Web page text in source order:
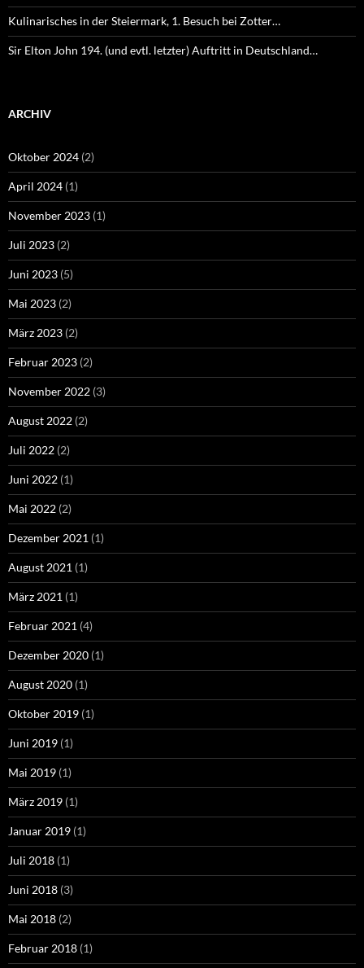
Kulinarisches in der Steiermark, 1. Besuch bei Zotter…
Sir Elton John 194. (und evtl. letzter) Auftritt in Deutschland…
ARCHIV
Oktober 2024 (2)
April 2024 (1)
November 2023 (1)
Juli 2023 (2)
Juni 2023 (5)
Mai 2023 (2)
März 2023 (2)
Februar 2023 (2)
November 2022 (3)
August 2022 (2)
Juli 2022 (2)
Juni 2022 (1)
Mai 2022 (2)
Dezember 2021 (1)
August 2021 (1)
März 2021 (1)
Februar 2021 (4)
Dezember 2020 (1)
August 2020 (1)
Oktober 2019 (1)
Juni 2019 (1)
Mai 2019 (1)
März 2019 (1)
Januar 2019 (1)
Juli 2018 (1)
Juni 2018 (3)
Mai 2018 (2)
Februar 2018 (1)